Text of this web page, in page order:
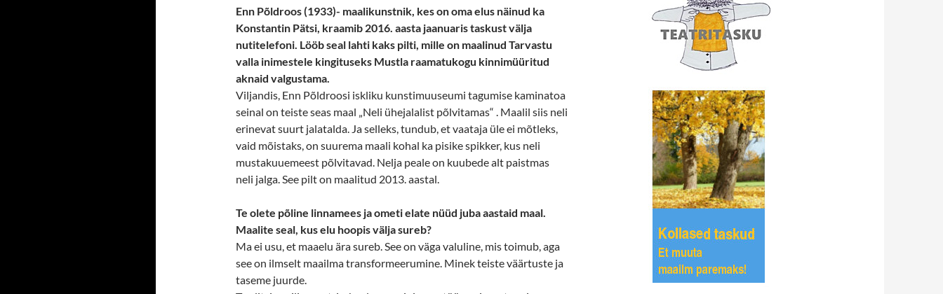
Enn Põldroos (1933)- maalikunstnik, kes on oma elus näinud ka
Konstantin Pätsi, kraamib 2016. aasta jaanuaris taskust välja
nutitelefoni. Lööb seal lahti kaks pilti, mille on maalinud Tarvastu
valla inimestele kingituseks Mustla raamatukogu kinnimüüritud
aknaid valgustama.
Viljandis, Enn Põldroosi iskliku kunstimuuseumi tagumise kaminatoa
seinal on teiste seas maal „Neli ühejalalist põlvitamas“ . Maalil siis neli
erinevat suurt jalatalda. Ja selleks, tundub, et vaataja üle ei mõtleks,
vaid mõistaks, on suurema maali kohal ka pisike spikker, kus neli
mustakuuemeest põlvitavad. Nelja peale on kuubede alt paistmas
neli jalga. See pilt on maalitud 2013. aastal.
Te olete põline linnamees ja ometi elate nüüd juba aastaid maal.
Maalite seal, kus elu hoopis välja sureb?
Ma ei usu, et maaelu ära sureb. See on väga valuline, mis toimub, aga
see on ilmselt maailma transformeerumine. Minek teiste väärtuste ja
taseme juurde.